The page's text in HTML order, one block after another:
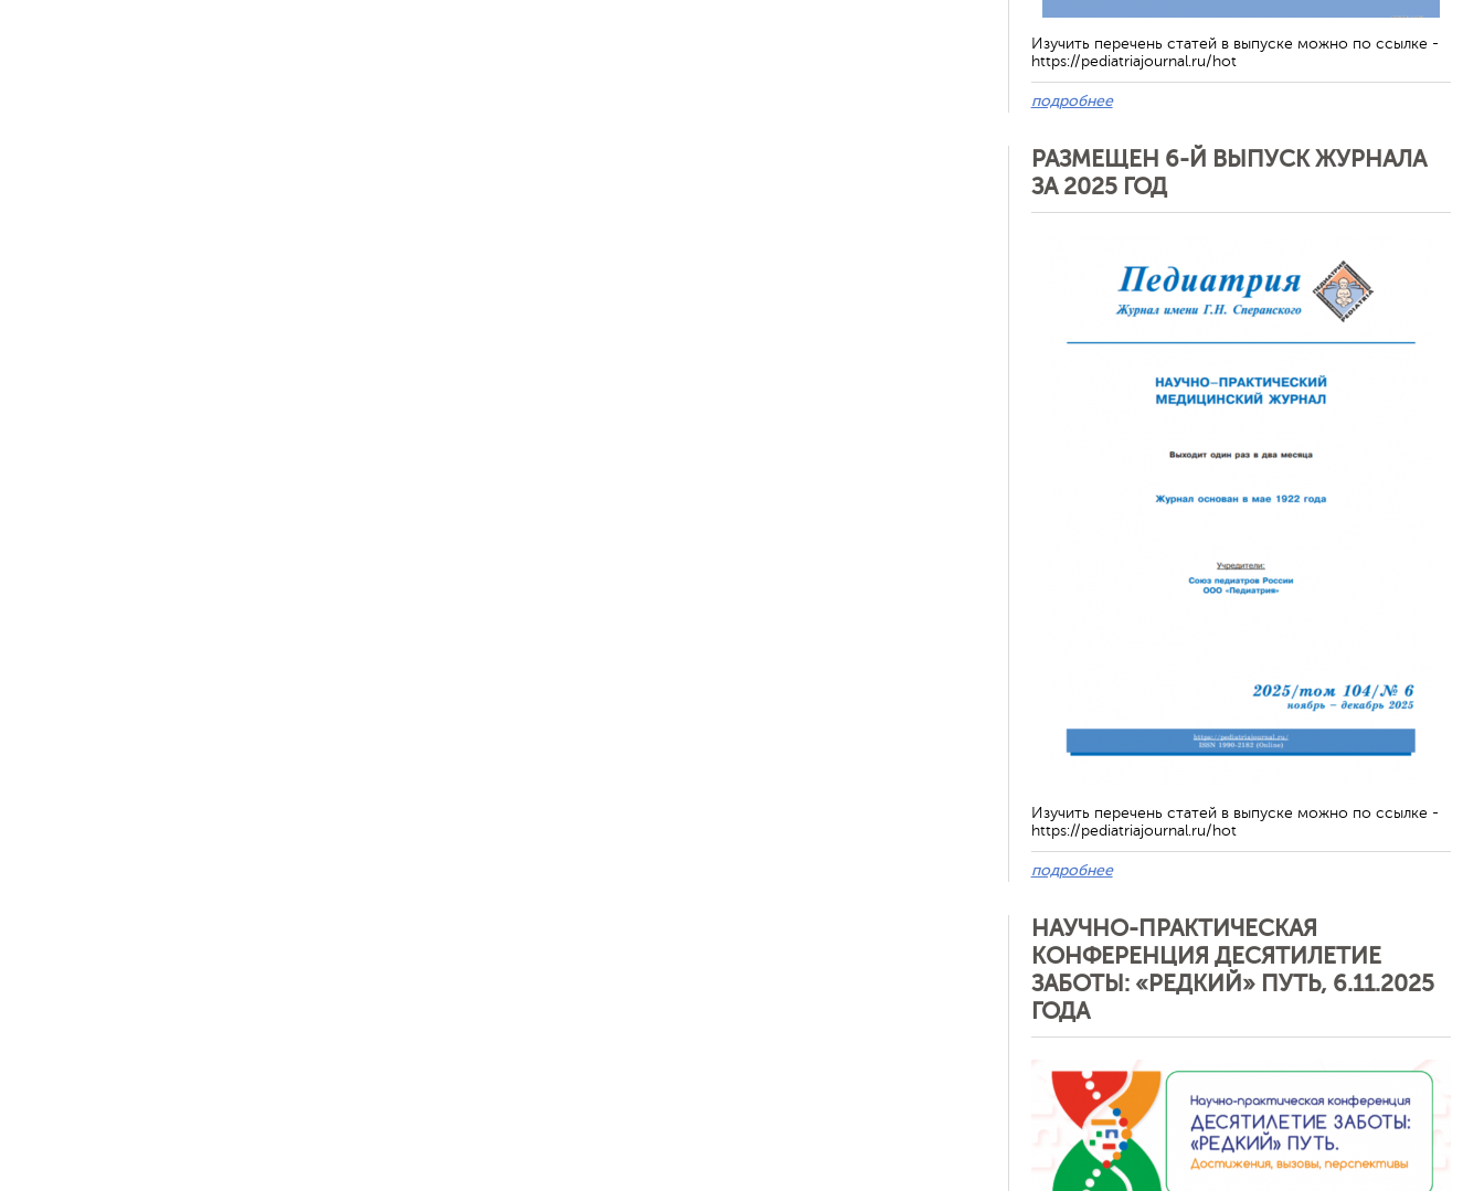
Изучить перечень статей в выпуске можно по ссылке -
https://pediatriajournal.ru/hot
подробнее
РАЗМЕЩЕН 6-Й ВЫПУСК ЖУРНАЛА
ЗА 2025 ГОД
Изучить перечень статей в выпуске можно по ссылке -
https://pediatriajournal.ru/hot
подробнее
НАУЧНО-ПРАКТИЧЕСКАЯ
КОНФЕРЕНЦИЯ ДЕСЯТИЛЕТИЕ
ЗАБОТЫ: «РЕДКИЙ» ПУТЬ, 6.11.2025
ГОДА
Отменить